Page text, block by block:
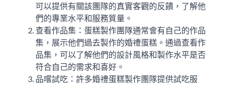
可以提供有關該團隊的真實客觀的反饋，了解他
們的專業水平和服務質量。
查看作品集：蛋糕製作團隊通常會有自己的作品
集，展示他們過去製作的婚禮蛋糕。通過查看作
品集，可以了解他們的設計風格和製作水平是否
符合自己的需求和喜好。
品嚐試吃：許多婚禮蛋糕製作團隊提供試吃服